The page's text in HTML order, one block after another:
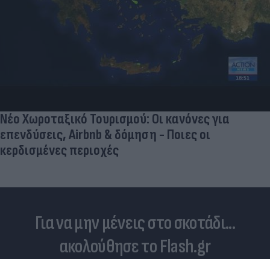
Νέο Χωροταξικό Τουρισμού: Οι κανόνες για
επενδύσεις, Airbnb & δόμηση - Ποιες οι
κερδισμένες περιοχές
Για να μην μένεις στο σκοτάδι...
ακολούθησε το Flash.gr